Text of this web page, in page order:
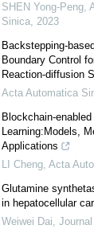
SHEN Yong-Peng,
Sinica, 2023
Backstepping-
Boundary Control
Reaction-diffusion
Acta Automatica
Blockchain-
Learning:Models,
Applications
LI Cheng, Acta
Glutamine
in hepatocellular
Weiwei Dai, Journal